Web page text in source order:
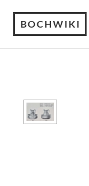
BOCHWIKI